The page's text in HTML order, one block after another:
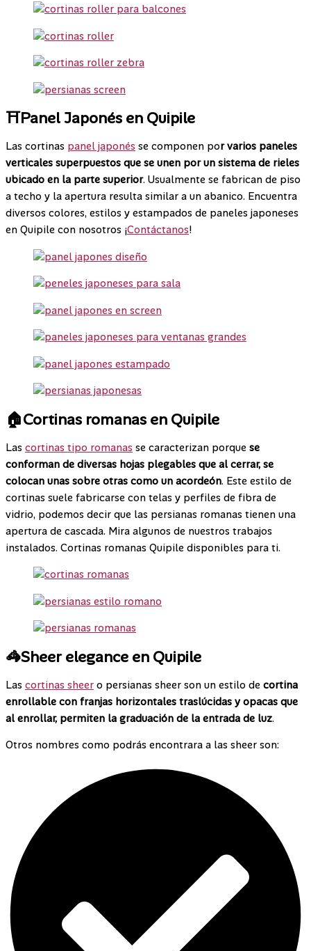
⛩️Panel Japonés en Quipile
Las cortinas panel japonés se componen por varios paneles
verticales superpuestos que se unen por un sistema de rieles
ubicado en la parte superior. Usualmente se fabrican de piso
a techo y la apertura resulta similar a un abanico. Encuentra
diversos colores, estilos y estampados de paneles japoneses
en Quipile con nosotros ¡Contáctanos!
🏠Cortinas romanas en Quipile
Las cortinas tipo romanas se caracterizan porque se
conforman de diversas hojas plegables que al cerrar, se
colocan unas sobre otras como un acordeón. Este estilo de
cortinas suele fabricarse con telas y perfiles de fibra de
vidrio, podemos decir que las persianas romanas tienen una
apertura de cascada. Mira algunos de nuestros trabajos
instalados. Cortinas romanas Quipile disponibles para ti.
🦓Sheer elegance en Quipile
Las cortinas sheer o persianas sheer son un estilo de cortina
enrollable con franjas horizontales traslúcidas y opacas que
al enrollar, permiten la graduación de la entrada de luz.
Otros nombres como podrás encontrara a las sheer son: